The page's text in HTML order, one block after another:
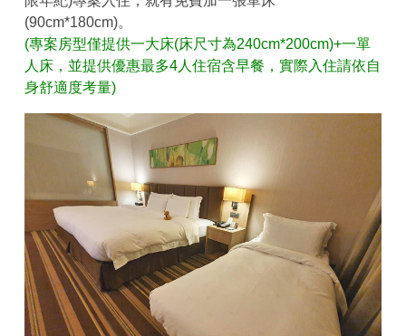
(90cm*180cm)。
(專案房型僅提供一大床(床尺寸為240cm*200cm)+一單
人床，並提供優惠最多4人住宿含早餐，實際入住請依自
身舒適度考量)